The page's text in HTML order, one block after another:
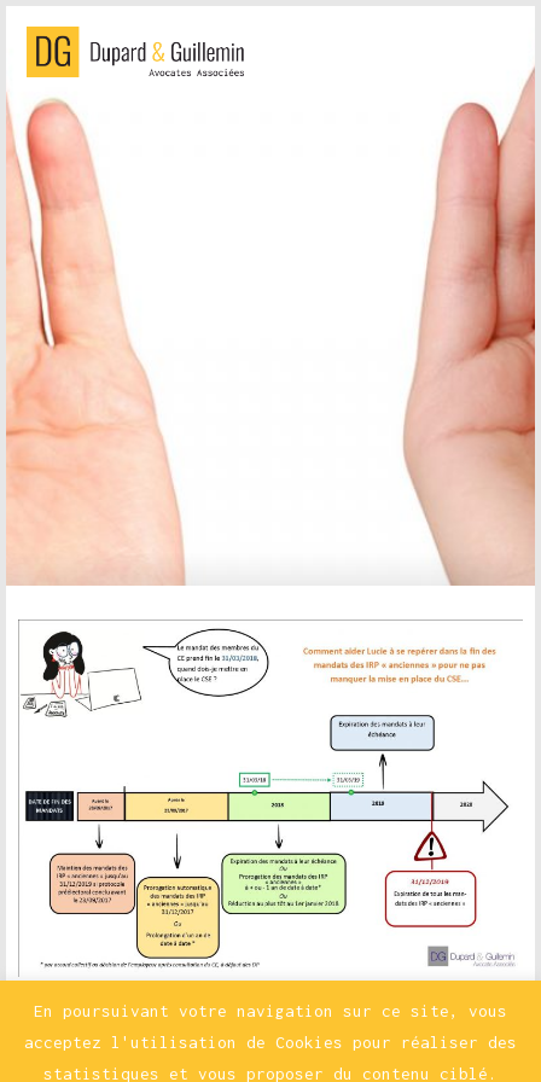
Accéder à l’infographie
En poursuivant votre navigation sur ce site, vous
acceptez l'utilisation de Cookies pour réaliser des
statistiques et vous proposer du contenu ciblé.